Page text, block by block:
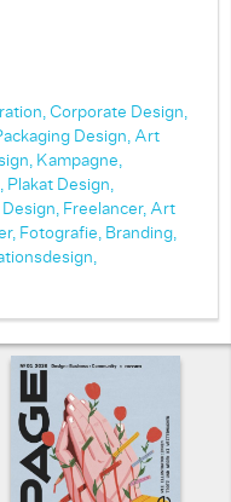
Corporate Design,
Design, Art
Kampagne,
Plakat Design,
Freelancer, Art
Fotografie, Branding,